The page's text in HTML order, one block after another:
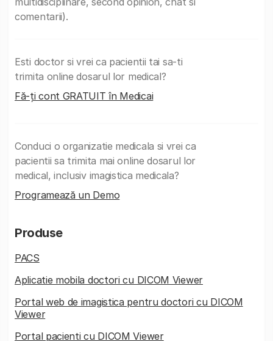
comentarii).
Esti doctor si vrei ca pacientii tai sa-ti
trimita online dosarul lor medical?
Fă-ți cont GRATUIT în Medicai
Conduci o organizatie medicala si vrei ca
pacientii sa trimita mai online dosarul lor
medical, inclusiv imagistica medicala?
Programează un Demo
Produse
PACS
Aplicatie mobila doctori cu DICOM Viewer
Portal web de imagistica pentru doctori cu DICOM
Viewer
Portal pacienti cu DICOM Viewer